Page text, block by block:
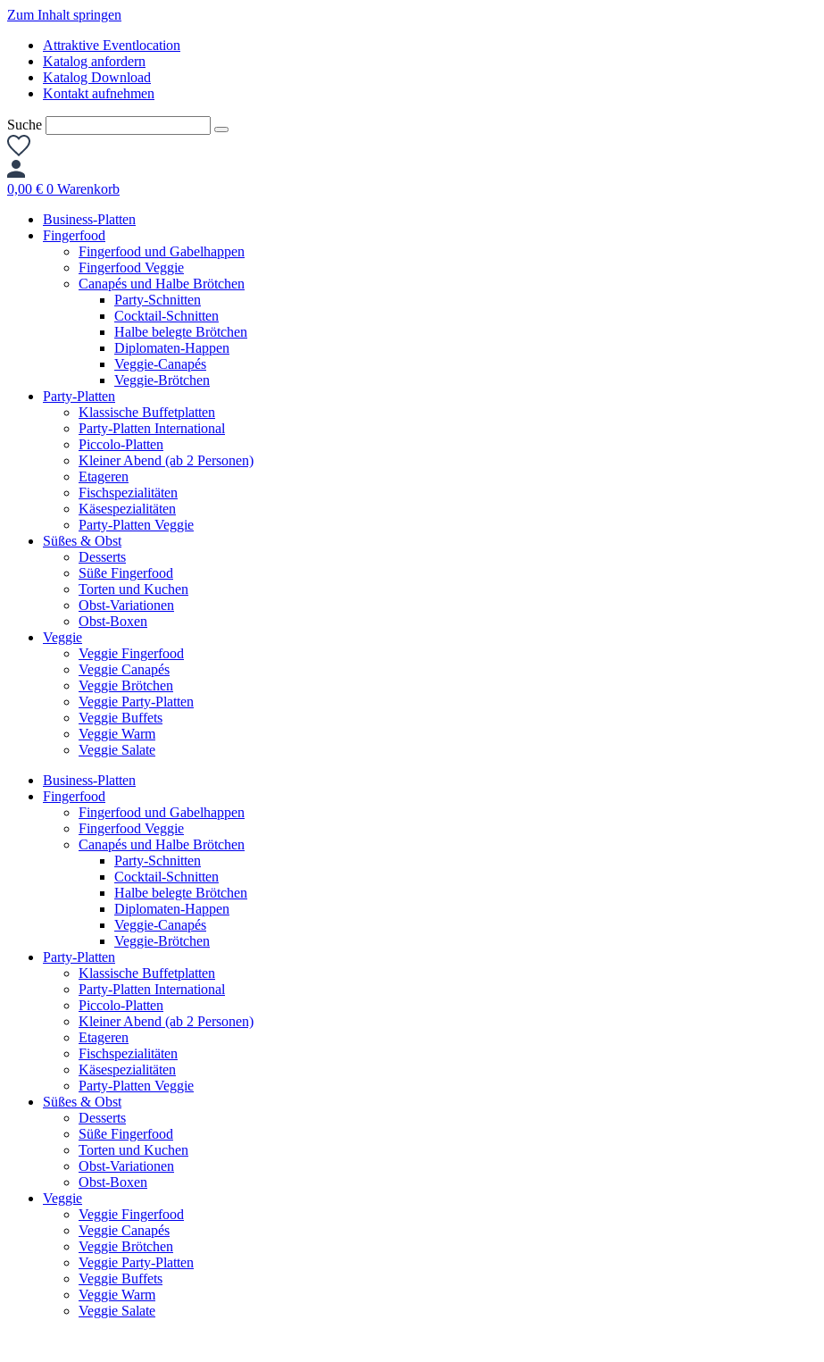
Zum Inhalt springen
Attraktive Eventlocation
Katalog anfordern
Katalog Download
Kontakt aufnehmen
Suche
0,00 € 0 Warenkorb
Business-Platten
Fingerfood
Fingerfood und Gabelhappen
Fingerfood Veggie
Canapés und Halbe Brötchen
Party-Schnitten
Cocktail-Schnitten
Halbe belegte Brötchen
Diplomaten-Happen
Veggie-Canapés
Veggie-Brötchen
Party-Platten
Klassische Buffetplatten
Party-Platten International
Piccolo-Platten
Kleiner Abend (ab 2 Personen)
Etageren
Fischspezialitäten
Käsespezialitäten
Party-Platten Veggie
Süßes & Obst
Desserts
Süße Fingerfood
Torten und Kuchen
Obst-Variationen
Obst-Boxen
Veggie
Veggie Fingerfood
Veggie Canapés
Veggie Brötchen
Veggie Party-Platten
Veggie Buffets
Veggie Warm
Veggie Salate
Business-Platten
Fingerfood
Fingerfood und Gabelhappen
Fingerfood Veggie
Canapés und Halbe Brötchen
Party-Schnitten
Cocktail-Schnitten
Halbe belegte Brötchen
Diplomaten-Happen
Veggie-Canapés
Veggie-Brötchen
Party-Platten
Klassische Buffetplatten
Party-Platten International
Piccolo-Platten
Kleiner Abend (ab 2 Personen)
Etageren
Fischspezialitäten
Käsespezialitäten
Party-Platten Veggie
Süßes & Obst
Desserts
Süße Fingerfood
Torten und Kuchen
Obst-Variationen
Obst-Boxen
Veggie
Veggie Fingerfood
Veggie Canapés
Veggie Brötchen
Veggie Party-Platten
Veggie Buffets
Veggie Warm
Veggie Salate